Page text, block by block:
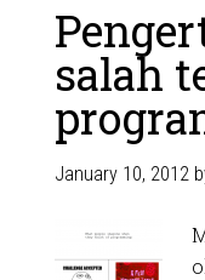
salah
January 10, 2012